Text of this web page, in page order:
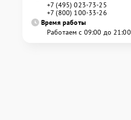
+7 (495) 023-73-25
+7 (800) 100-33-26
Время работы
Работаем с 09:00 до 21:00